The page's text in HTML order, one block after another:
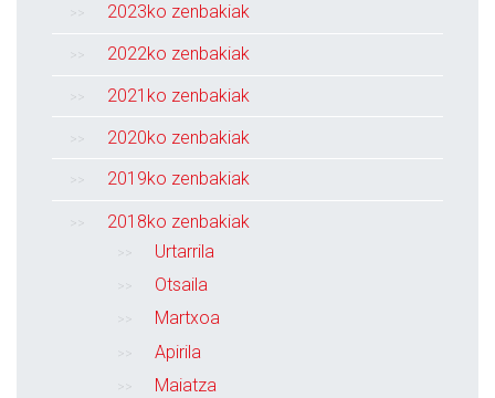
2023ko zenbakiak
2022ko zenbakiak
2021ko zenbakiak
2020ko zenbakiak
2019ko zenbakiak
2018ko zenbakiak
Urtarrila
Otsaila
Martxoa
Apirila
Maiatza